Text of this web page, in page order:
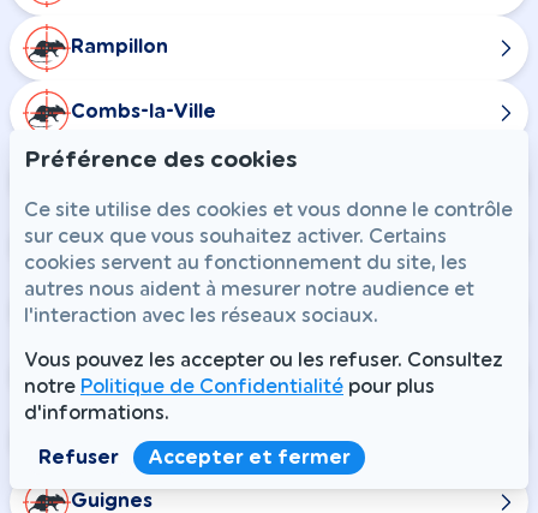
Rampillon
Combs-la-Ville
Chaumes-en-Brie
Courtomer
Crisenoy
Guignes
Préférence des cookies
Ce site utilise des cookies et vous donne le contrôle
sur ceux que vous souhaitez activer. Certains
cookies servent au fonctionnement du site, les
autres nous aident à mesurer notre audience et
l'interaction avec les réseaux sociaux.
Vous pouvez les accepter ou les refuser. Consultez
notre Politique de Confidentialité pour plus
d'informations.
Refuser Accepter et fermer